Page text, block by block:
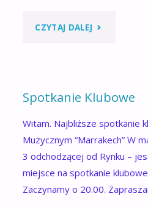
CZYTAJ DALEJ "ANDRZEJKI
Spotkanie Klubowe
Witam. Najbliższe spotkanie
Muzycznym “Marrakech” W
3 odchodzącej od Rynku –
miejsce na spotkanie
Zaczynamy o 20.00.